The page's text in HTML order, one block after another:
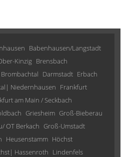
Babenhausen/Langstadt
Kinzig Brensbach
Brombachtal Darmstadt Erbach
Niedernhausen Frankfurt
am Main / Seckbach
Griesheim Groß-Bieberau
OT Berkach Groß-Umstadt
Heusenstamm Höchst
Hassenroth Lindenfels